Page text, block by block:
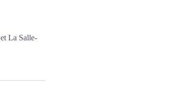
La Salle-